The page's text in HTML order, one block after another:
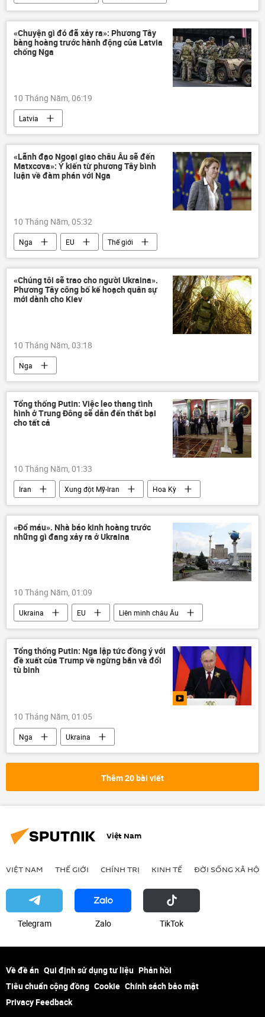
Tác giả
Công nghiệp
khai thác dầu
Nga
«Chuyện gì đó đã xảy ra»: Phương Tây
bàng hoàng trước hành động của Latvia
chống Nga
10 Tháng Năm, 06:19
Latvia
Chiến dịch quân sự đặc biệt tại Ukraina
Ukraina
Nga
Cuộc khủng hoảng ở Ukraina
máy bay không người lái
UAV
«Lãnh đạo Ngoại giao châu Âu sẽ đến
Matxcơva»: Ý kiến từ phương Tây bình
luận về đàm phán với Nga
10 Tháng Năm, 05:32
Nga EU
Thế giới
Liên minh châu Âu
Châu Âu
Sergey Lavrov
Dmitry Peskov
Vladimir Putin
«Chúng tôi sẽ trao cho người Ukraina».
Phương Tây công bố kế hoạch quân sự
mới dành cho Kiev
10 Tháng Năm, 03:18
Nga
Chiến dịch quân sự đặc biệt tại Ukraina
Ukraina
Cuộc khủng hoảng ở Ukraina
Thế giới
Châu Á
Sergey Lavrov
Tổng thống Putin: Việc leo thang tình
hình ở Trung Đông sẽ dẫn đến thất bại
cho tất cả
10 Tháng Năm, 01:33
Iran Xung đột Mỹ-Iran
Hoa Kỳ
Nga
Vladimir Putin
Chính trị
Thế giới
Israel Trung Đông
«Đổ máu». Nhà báo kinh hoàng trước
những gì đang xảy ra ở Ukraina
10 Tháng Năm, 01:09
Ukraina EU
Liên minh châu Âu
Thế giới
Châu Âu
NATO
phương Tây
London Brussels
Tổng thống Putin: Nga lập tức đồng ý với
đề xuất của Trump về ngừng bắn và đổi
tù binh
10 Tháng Năm, 01:05
Nga
Ukraina
Cuộc khủng hoảng ở Ukraina
Vladimir Zelensky
Donald Trump
Hoa Kỳ
Chính trị
Liên Xô
Thêm 20 bài viết
Việt Nam
VIỆT NAM THẾ GIỚI CHÍNH TRỊ KINH TẾ ĐỜI SỐNG XÃ HỘI
Telegram Zalo ТikТоk
Về đề án Qui định sử dụng tư liệu Phản hồi
Tiêu chuẩn cộng đồng Cookie Chính sách bảo mật
Privacy Feedback